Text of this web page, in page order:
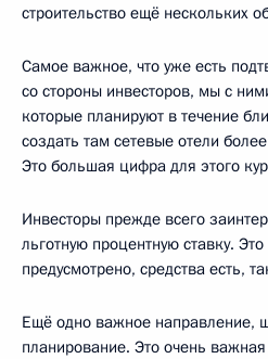
строительство ещё нескольких
Самое важное, что уже есть
со стороны инвесторов, мы с
которые планируют в течение
создать там сетевые отели
Это большая цифра для этого
Инвесторы прежде всего
льготную процентную ставку.
предусмотрено, средства есть,
Ещё одно важное направление,
планирование. Это очень